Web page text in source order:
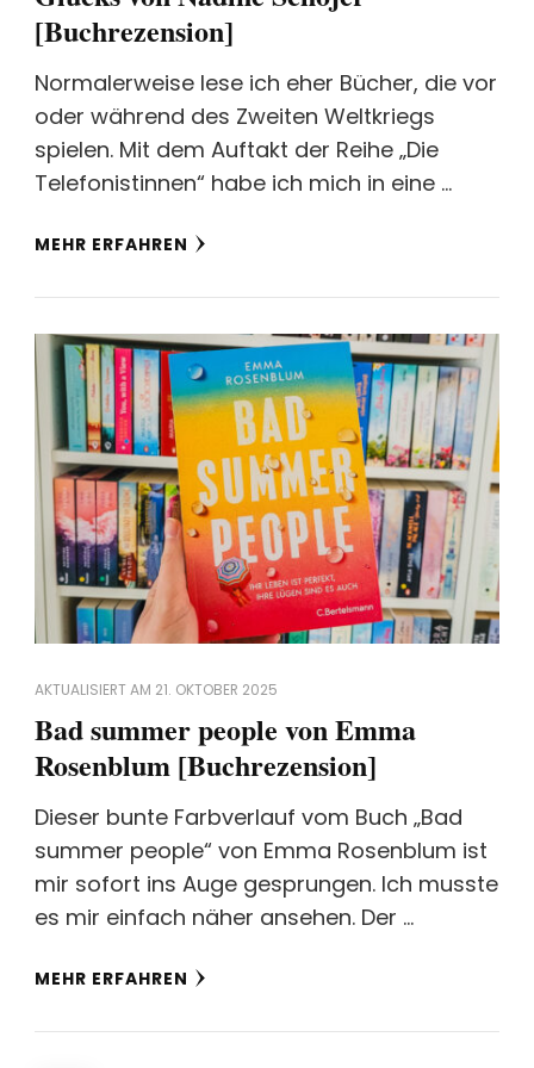
[Buchrezension]
Normalerweise lese ich eher Bücher, die vor
oder während des Zweiten Weltkriegs
spielen. Mit dem Auftakt der Reihe „Die
Telefonistinnen“ habe ich mich in eine …
MEHR ERFAHREN
AKTUALISIERT AM 21. OKTOBER 2025
Bad summer people von Emma
Rosenblum [Buchrezension]
Dieser bunte Farbverlauf vom Buch „Bad
summer people“ von Emma Rosenblum ist
mir sofort ins Auge gesprungen. Ich musste
es mir einfach näher ansehen. Der …
MEHR ERFAHREN